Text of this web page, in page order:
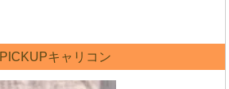
PICKUPキャリコン